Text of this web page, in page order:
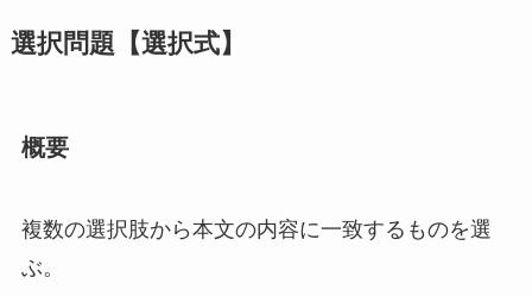
選択問題【選択式】
概要
複数の選択肢から本文の内容に一致するものを選
ぶ。